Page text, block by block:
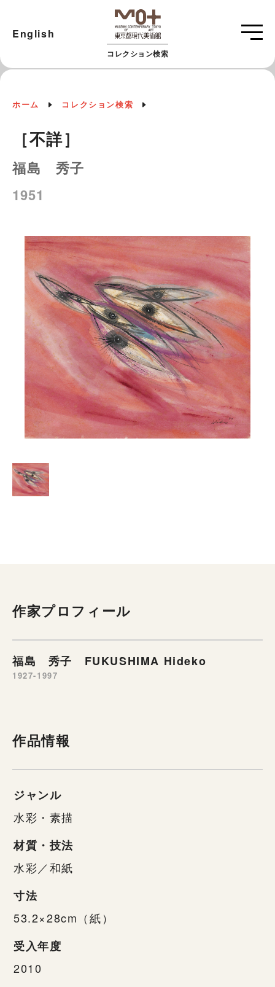
コレクション検索
English
ホーム コレクション検索
［不詳］
福島 秀子
1951
作家プロフィール
福島 秀子 FUKUSHIMA Hideko
1927-1997
作品情報
ジャンル
水彩・素描
材質・技法
水彩／和紙
寸法
53.2×28cm（紙）
受入年度
2010